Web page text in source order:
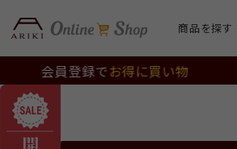
商品を探す
会員登録でお得に買い物